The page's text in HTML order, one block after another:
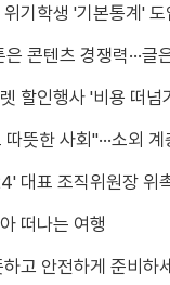
기학생 '기본통계' 도
은 콘텐츠 경쟁력···글
할인행사 '비용 떠넘
뜻한 사회"···소외
대표 조직위원장 위
떠나는 여행
고 안전하게 준비하